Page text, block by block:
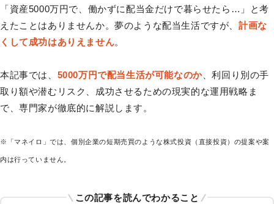
「資産5000万円で、働かずに配当金だけで暮らせたら…」と考
えたことはありませんか。夢のような配当生活ですが、 計画な
くして成功はありえません。
本記事では、 5000万円で配当生活が可能なのか、利回り別の手
取り額や潜むリスク、成功させるための現実的な運用戦略ま
で、専門家が徹底的に解説します。
※「マネイロ」では、個別企業の短期売買のような株式投資（直接投資）の提案や案
内は行っていません。
この記事を読んでわかること